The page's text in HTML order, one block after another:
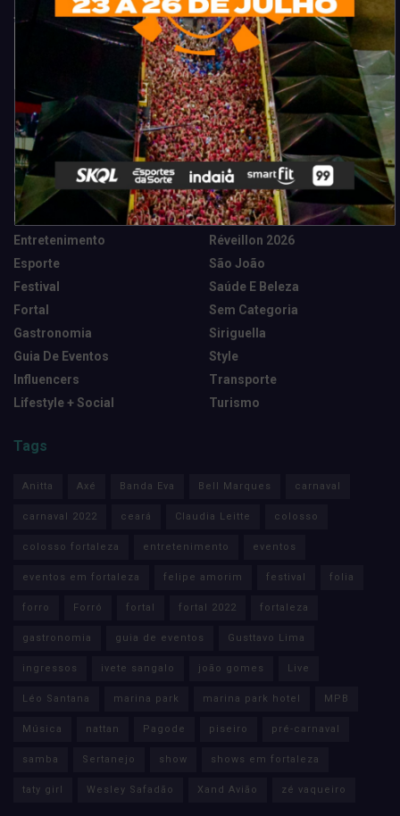
Categorias
Camarote Vip Junino
Cidade
Destaques
Entretenimento
Esporte
Festival
Fortal
Gastronomia
Guia De Eventos
Influencers
Lifestyle + Social
Marketing E Negócios
Música
News Tech
Réveillon 2026
São João
Saúde E Beleza
Sem Categoria
Siriguella
Style
Transporte
Turismo
Tags
Anitta Axé Banda Eva Bell Marques carnaval
carnaval 2022 ceará Claudia Leitte colosso
colosso fortaleza entretenimento eventos
eventos em fortaleza felipe amorim festival folia
forro Forró fortal fortal 2022 fortaleza
gastronomia guia de eventos Gusttavo Lima
ingressos ivete sangalo joão gomes Live
Léo Santana marina park marina park hotel MPB
Música nattan Pagode piseiro pré-carnaval
samba Sertanejo show shows em fortaleza
taty girl Wesley Safadão Xand Avião zé vaqueiro